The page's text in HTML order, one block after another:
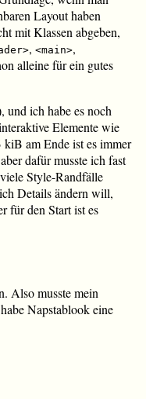
Layout haben
mit Klassen abgeben,
, <main>,
alleine für ein gutes
ich habe es noch
Elemente wie
am Ende ist es immer
dafür musste ich fast
Style-Randfälle
Details ändern will,
für den Start ist es
Also musste mein
Napstablook eine